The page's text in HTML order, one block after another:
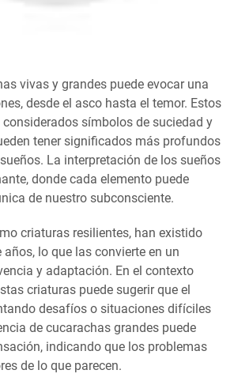
vivas y grandes puede evocar una
desde el asco hasta el temor. Estos
símbolos de suciedad y
tener significados más profundos
La interpretación de los sueños
donde cada elemento puede
de nuestro subconsciente.
criaturas resilientes, han existido
lo que las convierte en un
y adaptación. En el contexto
criaturas puede sugerir que el
desafíos o situaciones difíciles
de cucarachas grandes puede
indicando que los problemas
de lo que parecen.